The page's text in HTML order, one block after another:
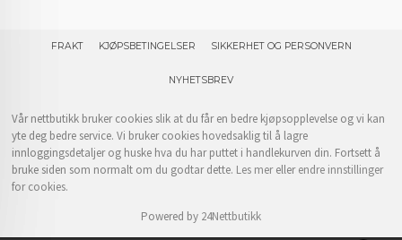
FRAKT KJØPSBETINGELSER SIKKERHET OG PERSONVERN
NYHETSBREV
Vår nettbutikk bruker cookies slik at du får en bedre kjøpsopplevelse og vi kan
yte deg bedre service. Vi bruker cookies hovedsaklig til å lagre
innloggingsdetaljer og huske hva du har puttet i handlekurven din. Fortsett å
bruke siden som normalt om du godtar dette. Les merellerendre innstillinger
for cookies.
Powered by 24Nettbutikk